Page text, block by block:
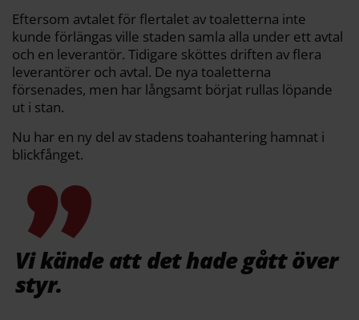
Eftersom avtalet för flertalet av toaletterna inte
kunde förlängas ville staden samla alla under ett avtal
och en leverantör. Tidigare sköttes driften av flera
leverantörer och avtal. De nya toaletterna
försenades, men har långsamt börjat rullas löpande
ut i stan.
Nu har en ny del av stadens toahantering hamnat i
blickfånget.
Vi kände att det hade gått över
styr.